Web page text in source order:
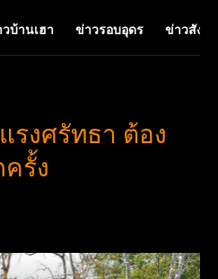
บ้านเฮา ข่าวรอบอุดร ข่าวสังค
รงศรัทธา ต้อง
รั้ง